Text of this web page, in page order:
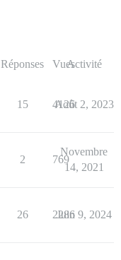
Réponses VuesActivité
15 4126
Août 2, 2023
2 769
Novembre
14, 2021
26 2286
Juin 9, 2024